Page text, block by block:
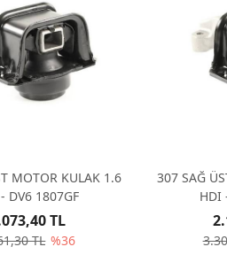
MOTOR KULAK 1.6
HDI - DV6 1807GF
TL %36
TL
307 SAĞ